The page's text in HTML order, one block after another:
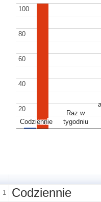
Codziennie
Codziennie tygodniu
tygodniu
Raz w
Raz w
20
20
40
40
60
60
80
80
100
100
1
Codziennie